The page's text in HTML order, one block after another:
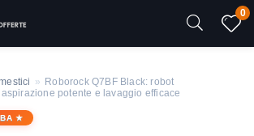
0
» Roborock Q7BF Black: robot
potente e lavaggio efficace